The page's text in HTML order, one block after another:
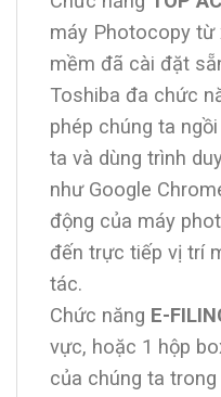
máy Photocopy từ
mềm đã cài đặt
Toshiba đa chức
phép chúng ta
ta và dùng trình
như Google
động của máy
đến trực tiếp vị trí
tác.
Chức năng E-
vực, hoặc 1 hộp
của chúng ta